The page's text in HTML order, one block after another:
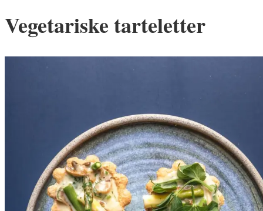
Vegetariske tarteletter